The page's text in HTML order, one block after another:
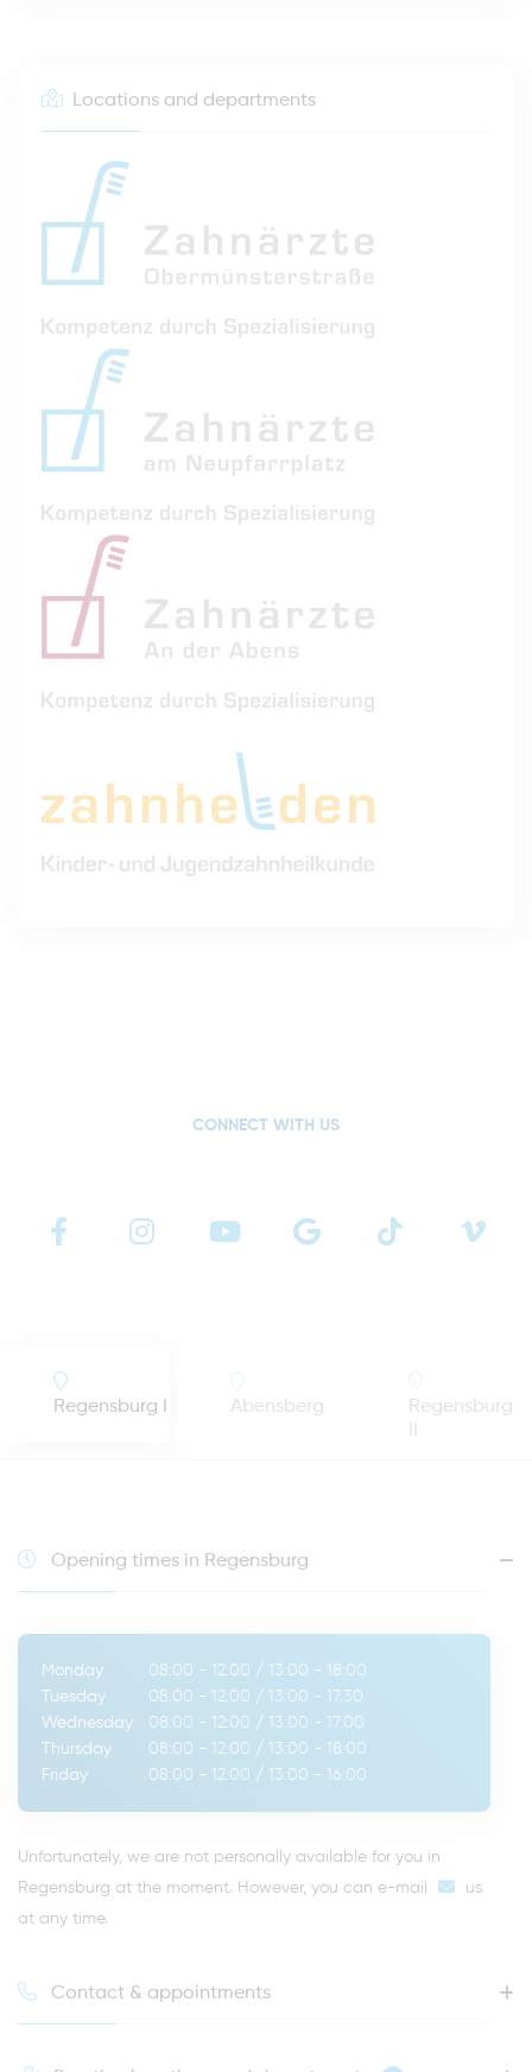
Locations and departments
CONNECT WITH US
Regensburg I Abensberg
Regensburg
Opening times in Regensburg
Monday 08:00 - 12:00 / 13:00 - 18:00
Tuesday
08:00 - 12:00 / 13:00 - 17:30
Wednesday
08:00 - 12:00 / 13:00 - 17:00
Thursday
08:00 - 12:00 / 13:00 - 18:00
Friday
08:00 - 12:00 / 13:00 - 16:00
Unfortunately, we are not personally available for you in
Regensburg at the moment. However, you can e-mail
us
at any time.
Contact & appointments